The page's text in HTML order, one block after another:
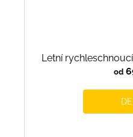
Letní
od